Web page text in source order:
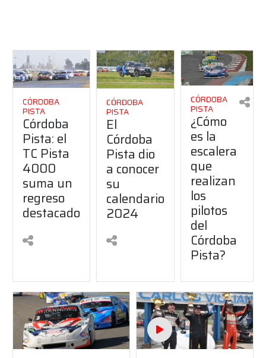
CÓRDOBA
PISTA
Córdoba
Pista: el
TC Pista
4000
suma un
regreso
destacado
CÓRDOBA
PISTA
El
Córdoba
Pista dio
a conocer
su
calendario
2024
CÓRDOBA
PISTA
¿Cómo
es la
escalera
que
realizan
los
pilotos
del
Córdoba
Pista?